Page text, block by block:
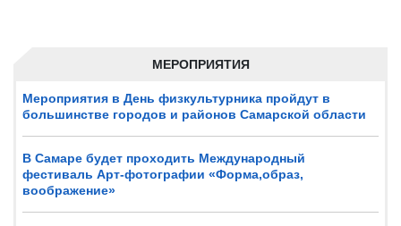
МЕРОПРИЯТИЯ
Мероприятия в День физкультурника пройдут в
большинстве городов и районов Самарской области
В Самаре будет проходить Международный
фестиваль Арт-фотографии «Форма,образ,
воображение»